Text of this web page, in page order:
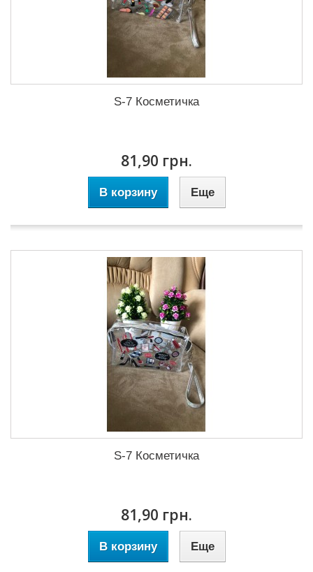
S-7 Косметичка
81,90 грн.
В корзину Еще
S-7 Косметичка
81,90 грн.
В корзину Еще